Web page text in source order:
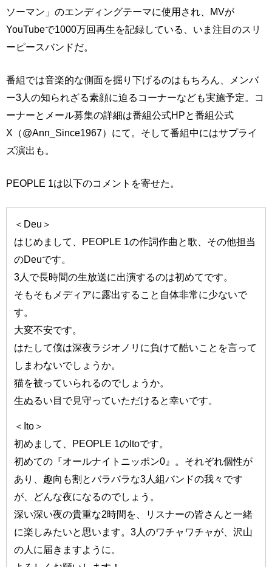
ソーマン」のエンディングテーマに使用され、MVが
YouTubeで1000万回再生を記録している、いま注目のスリ
ーピースバンドだ。
番組では音楽的な側面を掘り下げるのはもちろん、メンバ
ー3人の知られざる素顔に迫るコーナーなども実施予定。コ
ーナーとメール募集の詳細は番組公式HPと番組公式
X（@Ann_Since1967）にて。そして番組中にはサプライ
ズ演出も。
PEOPLE 1は以下のコメントを寄せた。
＜Deu＞
はじめまして、PEOPLE 1の作詞作曲と歌、その他担当
のDeuです。
3人で長時間の生放送に出演するのは初めてです。
そもそもメディアに露出すること自体非常に少ないで
す。
大変不安です。
はたして僕は深夜ラジオノリに負けて酷いことを言って
しまわないでしょうか。
猫を被っていられるのでしょうか。
生ぬるい目で見守っていただけると幸いです。
＜Ito＞
初めまして、PEOPLE 1のItoです。
初めての『オールナイトニッポン0』。それぞれ個性が
あり、趣向も割とバラバラな3人組バンドの我々です
が、どんな夜になるのでしょう。
深い深い夜の貴重な2時間を、リスナーの皆さんと一緒
に楽しみたいと思います。3人のワチャワチャが、沢山
の人に届きますように。